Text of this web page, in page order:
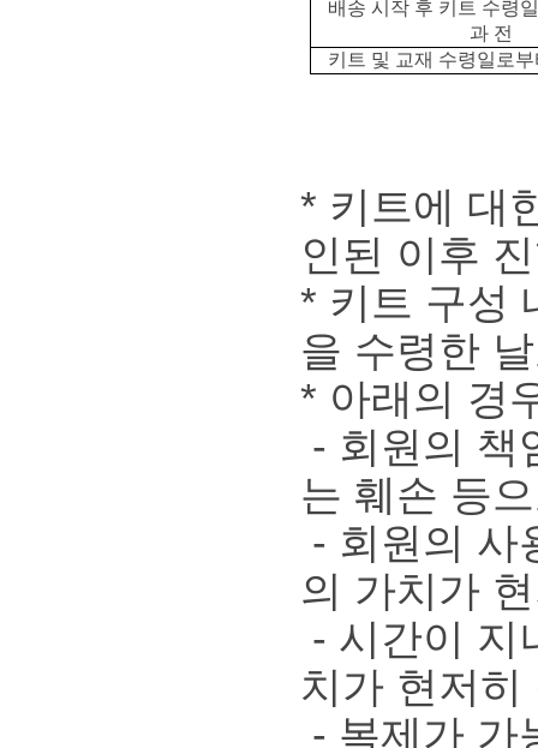
배송 시작 후 키트 수령
과 전
키트 및 교재 수령일로
* 키트에 대
인된 이후
* 키트 구성
을 수령한
* 아래의 경
- 회원의 책
는 훼손 등
- 회원의 사
의 가치가
- 시간이 지
치가 현저히
- 복제가 가